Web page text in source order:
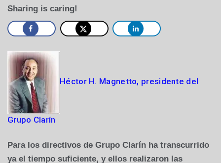
Sharing is caring!
Héctor H. Magnetto, presidente del
Grupo Clarín
Para los directivos de Grupo Clarín ha transcurrido
ya el tiempo suficiente, y ellos realizaron las